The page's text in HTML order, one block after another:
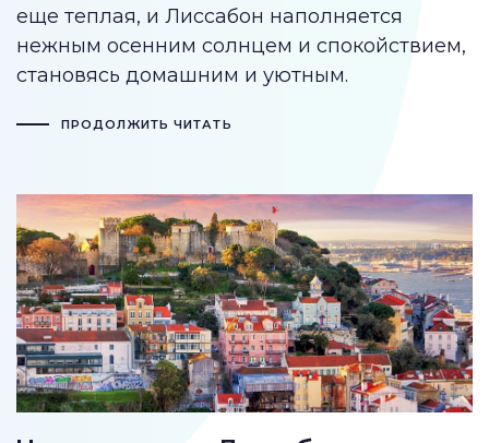
еще теплая, и Лиссабон наполняется
нежным осенним солнцем и спокойствием,
становясь домашним и уютным.
ПРОДОЛЖИТЬ ЧИТАТЬ